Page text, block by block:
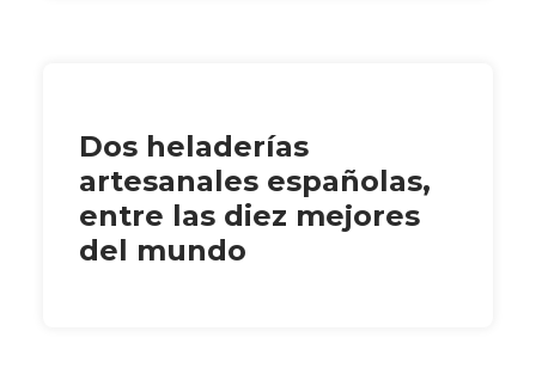
Dos heladerías
artesanales españolas,
entre las diez mejores
del mundo